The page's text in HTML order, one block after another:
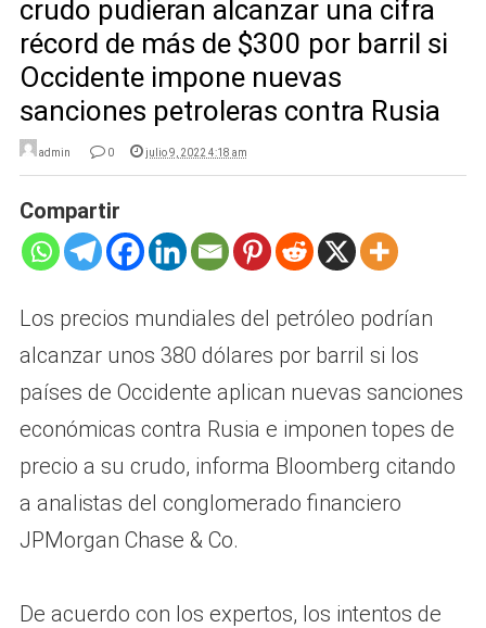
crudo pudieran alcanzar una cifra
récord de más de $300 por barril si
Occidente impone nuevas
sanciones petroleras contra Rusia
admin 0 julio 9, 2022 4:18 am
Compartir
Los precios mundiales del petróleo podrían
alcanzar unos 380 dólares por barril si los
países de Occidente aplican nuevas sanciones
económicas contra Rusia e imponen topes de
precio a su crudo, informa Bloomberg citando
a analistas del conglomerado financiero
JPMorgan Chase & Co.
De acuerdo con los expertos, los intentos de